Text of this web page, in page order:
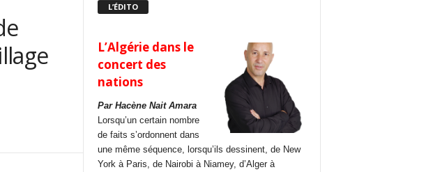
L’ÉDITO
L’Algérie dans le
concert des
nations
Par Hacène Nait Amara
Lorsqu’un certain nombre
de faits s’ordonnent dans
une même séquence, lorsqu’ils dessinent, de New
York à Paris, de Nairobi à Niamey, d’Alger à